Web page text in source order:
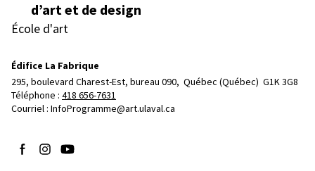
d’art et de design
École d'art
Édifice La Fabrique
295, boulevard Charest-Est, bureau 090, Québec (Québec)  G1K 3G8
Téléphone : 418 656-7631
Courriel : InfoProgramme@art.ulaval.ca
Suivez-nous sur Facebook
Suivez-nous sur Instagram
Suivez-nous sur YouTube